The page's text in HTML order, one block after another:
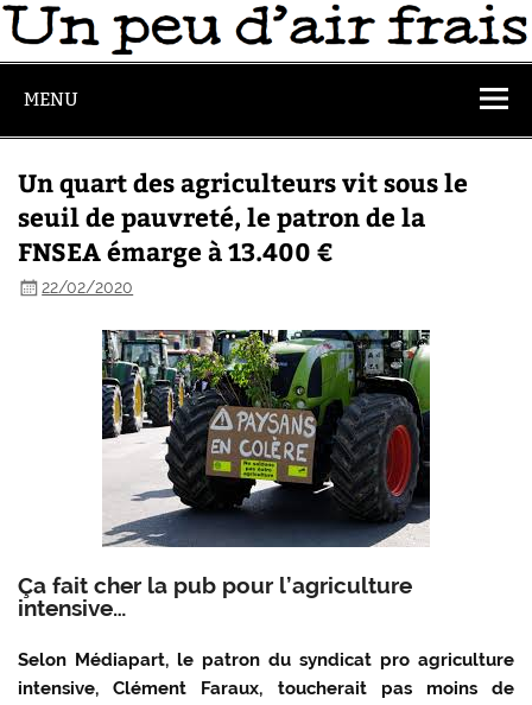
MENU
Un quart des agriculteurs vit sous le
seuil de pauvreté, le patron de la
FNSEA émarge à 13.400 €
22/02/2020
Ça fait cher la pub pour l’agriculture
intensive…
Selon Médiapart, le patron du syndicat pro agriculture
intensive, Clément Faraux, toucherait pas moins de